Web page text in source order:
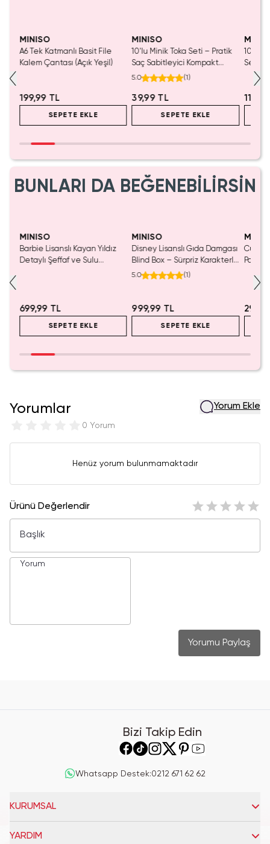
MINISO
A6 Tek Katmanlı Basit File
Kalem Çantası (Açık Yeşil)
199,99 TL
SEPETE EKLE
MINISO
10'lu Minik Toka Seti – Pratik
Saç Sabitleyici Kompakt
Aksesuar
5.0 (1)
39,99 TL
SEPETE EKLE
10'Lu
Seti –
Dokulu
BUNLARI DA BEĞENEBİLİRSİN
MINISO
Barbie Lisanslı Kayan Yıldız
Detaylı Şeffaf ve Sulu
699,99 TL
SEPETE EKLE
MINISO
Disney Lisanslı Gıda Damgası
Blind Box – Sürpriz Karakterli
Eğlenceli Sunum
5.0 (1)
999,99 TL
SEPETE EKLE
Cutie
Panda
2.5 Cm
Yorumlar
0 Yorum
Yorum Ekle
Henüz yorum bulunmamaktadır
Ürünü Değerlendir
Yorumu Paylaş
Bizi Takip Edin
Whatsapp Destek:0212 671 62 62
KURUMSAL
YARDIM